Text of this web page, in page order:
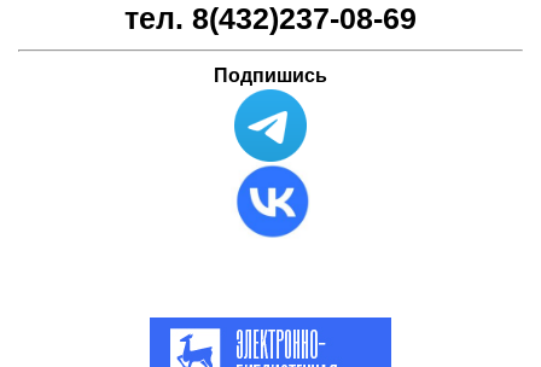
тел. 8(432)237-08-69
Подпишись